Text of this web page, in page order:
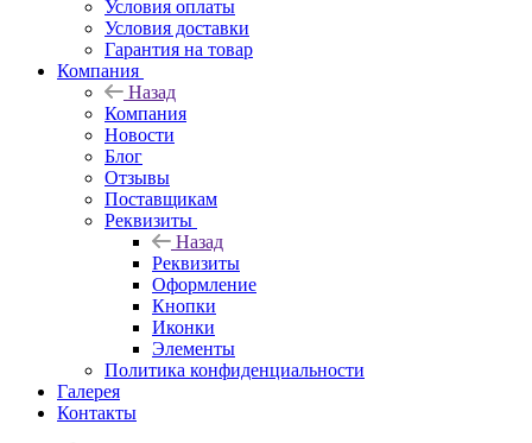
Условия оплаты
Условия доставки
Гарантия на товар
Компания
Назад
Компания
Новости
Блог
Отзывы
Поставщикам
Реквизиты
Назад
Реквизиты
Оформление
Кнопки
Иконки
Элементы
Политика конфиденциальности
Галерея
Контакты